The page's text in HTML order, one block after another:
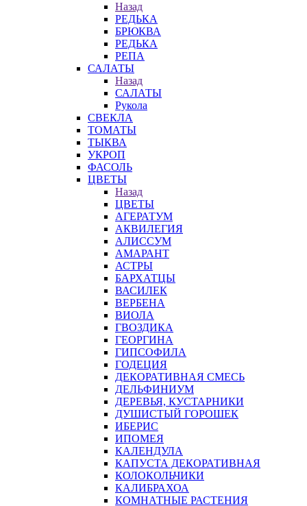
Назад
РЕДЬКА
БРЮКВА
РЕДЬКА
РЕПА
САЛАТЫ
Назад
САЛАТЫ
Рукола
СВЕКЛА
ТОМАТЫ
ТЫКВА
УКРОП
ФАСОЛЬ
ЦВЕТЫ
Назад
ЦВЕТЫ
АГЕРАТУМ
АКВИЛЕГИЯ
АЛИССУМ
АМАРАНТ
АСТРЫ
БАРХАТЦЫ
ВАСИЛЕК
ВЕРБЕНА
ВИОЛА
ГВОЗДИКА
ГЕОРГИНА
ГИПСОФИЛА
ГОДЕЦИЯ
ДЕКОРАТИВНАЯ СМЕСЬ
ДЕЛЬФИНИУМ
ДЕРЕВЬЯ, КУСТАРНИКИ
ДУШИСТЫЙ ГОРОШЕК
ИБЕРИС
ИПОМЕЯ
КАЛЕНДУЛА
КАПУСТА ДЕКОРАТИВНАЯ
КОЛОКОЛЬЧИКИ
КАЛИБРАХОА
КОМНАТНЫЕ РАСТЕНИЯ